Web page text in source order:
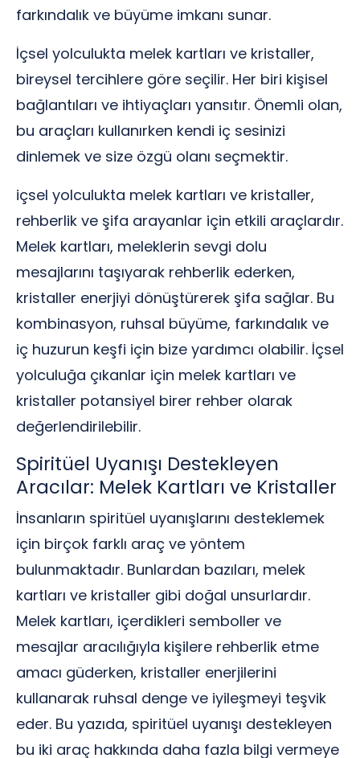
farkındalık ve büyüme imkanı sunar.
İçsel yolculukta melek kartları ve kristaller,
bireysel tercihlere göre seçilir. Her biri kişisel
bağlantıları ve ihtiyaçları yansıtır. Önemli olan,
bu araçları kullanırken kendi iç sesinizi
dinlemek ve size özgü olanı seçmektir.
içsel yolculukta melek kartları ve kristaller,
rehberlik ve şifa arayanlar için etkili araçlardır.
Melek kartları, meleklerin sevgi dolu
mesajlarını taşıyarak rehberlik ederken,
kristaller enerjiyi dönüştürerek şifa sağlar. Bu
kombinasyon, ruhsal büyüme, farkındalık ve
iç huzurun keşfi için bize yardımcı olabilir. İçsel
yolculuğa çıkanlar için melek kartları ve
kristaller potansiyel birer rehber olarak
değerlendirilebilir.
Spiritüel Uyanışı Destekleyen
Aracılar: Melek Kartları ve Kristaller
İnsanların spiritüel uyanışlarını desteklemek
için birçok farklı araç ve yöntem
bulunmaktadır. Bunlardan bazıları, melek
kartları ve kristaller gibi doğal unsurlardır.
Melek kartları, içerdikleri semboller ve
mesajlar aracılığıyla kişilere rehberlik etme
amacı güderken, kristaller enerjilerini
kullanarak ruhsal denge ve iyileşmeyi teşvik
eder. Bu yazıda, spiritüel uyanışı destekleyen
bu iki araç hakkında daha fazla bilgi vermeye